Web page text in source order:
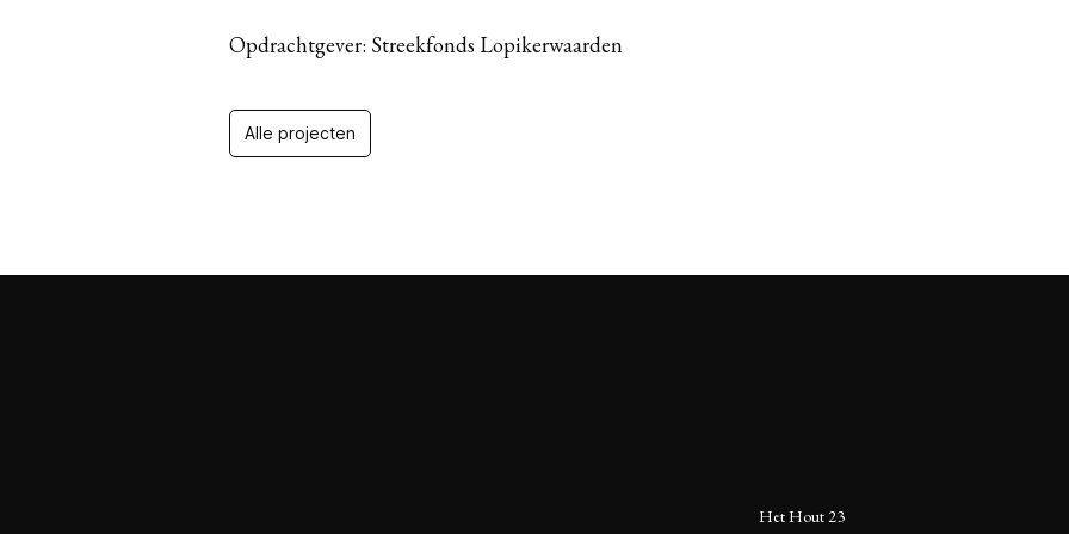
Opdrachtgever: Streekfonds Lopikerwaarden
Alle projecten
Het Hout 23